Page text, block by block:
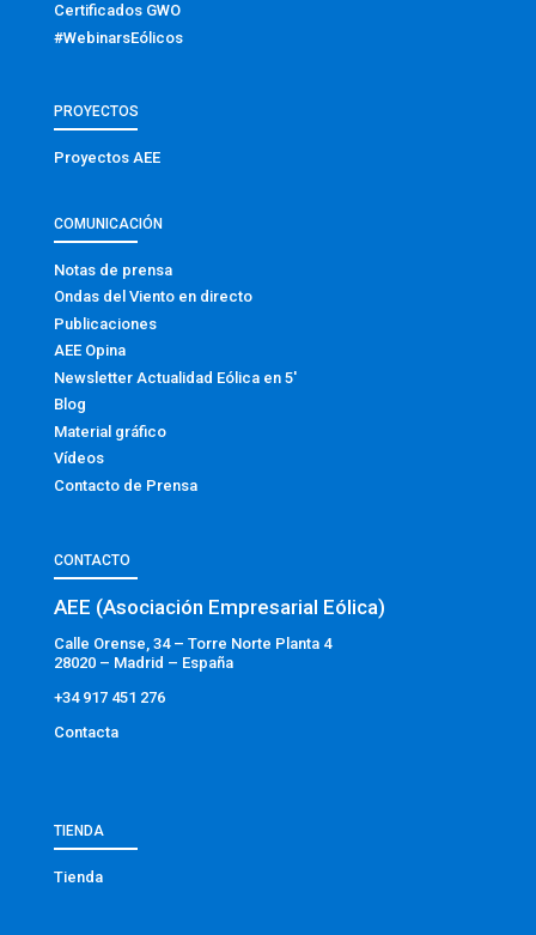
Certificados GWO
#WebinarsEólicos
PROYECTOS
Proyectos AEE
COMUNICACIÓN
Notas de prensa
Ondas del Viento en directo
Publicaciones
AEE Opina
Newsletter Actualidad Eólica en 5′
Blog
Material gráfico
Vídeos
Contacto de Prensa
CONTACTO
AEE (Asociación Empresarial Eólica)
Calle Orense, 34 – Torre Norte Planta 4
28020 – Madrid – España
+34 917 451 276
Contacta
TIENDA
Tienda